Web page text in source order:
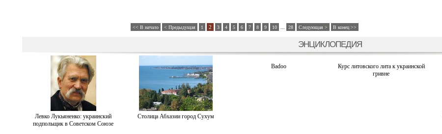
<< В начало < Предыдущая 1 2 3 4 5 6 7 8 9 10 28 Следующая > В конец >>
ЭНЦИКЛОПЕДИЯ
Левко Лукьяненко: украинский
подпольщик в Советском Союзе
Столица Абхазии город Сухум
Badoo
Курс литовского лита к украинской
гривне